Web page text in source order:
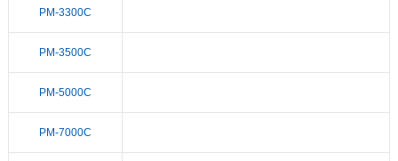
PM-3300C
PM-3500C
PM-5000C
PM-7000C